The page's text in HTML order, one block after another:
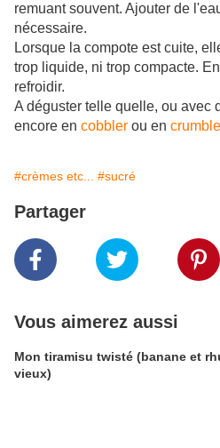
remuant souvent. Ajouter de
nécessaire.
Lorsque la compote est cuite,
trop liquide, ni trop compacte.
refroidir.
A déguster telle quelle, ou avec
encore en cobbler ou en crumble
#crèmes etc... #sucré
Partager
Vous aimerez aussi
Mon tiramisu twisté (banane et
vieux)